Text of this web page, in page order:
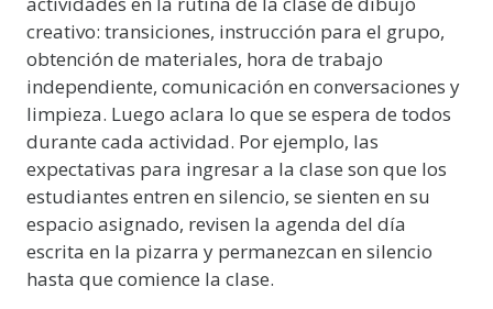
creativo: transiciones, instrucción para el grupo,
obtención de materiales, hora de trabajo
independiente, comunicación en conversaciones y
limpieza. Luego aclara lo que se espera de todos
durante cada actividad. Por ejemplo, las
expectativas para ingresar a la clase son que los
estudiantes entren en silencio, se sienten en su
espacio asignado, revisen la agenda del día
escrita en la pizarra y permanezcan en silencio
hasta que comience la clase.